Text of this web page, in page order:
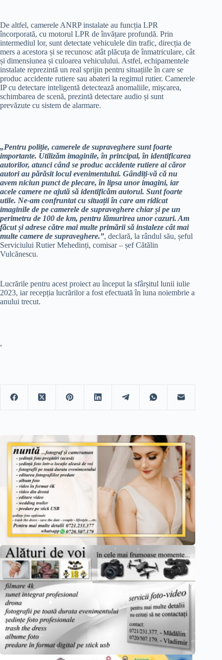
De altfel, camerele ANRP instalate au funcția LPR
încorporată, cu motorul LPR de învățare profundă. Prin
intermediul lor, sunt detectate vehiculele din trafic, direcția de
mers a acestora și se recunosc atât plăcuța de înmatriculare, cât
și dimensiunea și culoarea vehiculului. Astfel, echipamentele
instalate reprezintă un real sprijin pentru situațiile în care se
produc accidente rutiere sau abateri la regimul rutier. Camerele
IP cu detectare inteligentă detectează anomaliile, mișcarea,
schimbarea de scenă, prezintă detectare audio și sunt
prevăzute cu sistem de alarmare.
„Pentru poliție, camerele de supraveghere sunt foarte
importante. Utilizăm imaginile, în principal, în identificarea
autorilor, atunci când se produc accidente rutiere ai căror
autori au părăsit locul evenimentului. Gândiți-vă că nu
avem niciun punct de plecare, în lipsa unor imagini, iar
acele camere ne ajută să identificăm autorul. Sunt foarte
utile. Ne-am confruntat cu situații în care am ridicat
imaginile de pe camerele de supraveghere chiar și pe un
perimetru de 100 de km, pentru lămurirea unor cazuri. Am
făcut și adrese către mai multe primării să instaleze cât mai
multe camere de supraveghere.”, declară, la rândul său, șeful
Serviciului Rutier Mehedinți, comisar – șef Cătălin
Vulcănescu.
Lucrările pentru acest proiect au început la sfârșitul lunii iulie
2023, iar recepția lucrărilor a fost efectuată în luna noiembrie a
anului trecut.
,